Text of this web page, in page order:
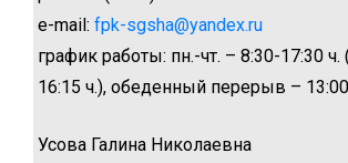
e-mail: fpk-sgsha@yandex.ru
график работы: пн.-чт. – 8:30-17:30 ч.
16:15 ч.), обеденный перерыв –
Усова Галина Николаевна